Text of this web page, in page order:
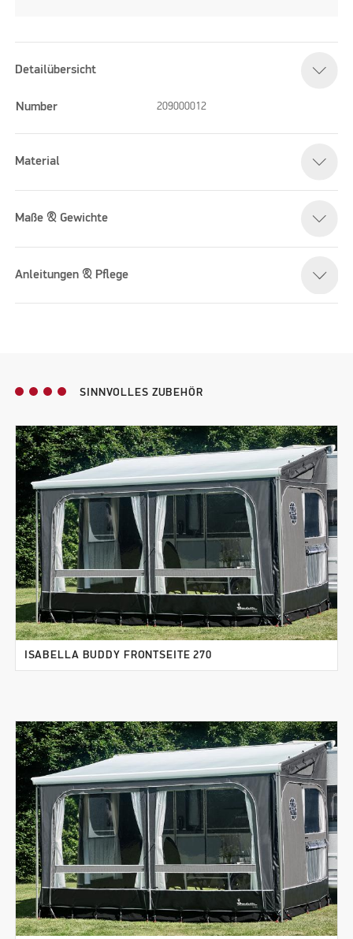
Detailübersicht
Number 209000012
Material
Maße & Gewichte
Anleitungen & Pflege
SINNVOLLES ZUBEHÖR
ISABELLA BUDDY FRONTSEITE 270